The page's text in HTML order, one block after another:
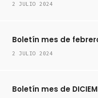
2 JULIO 2024
Boletín mes de
2 JULIO 2024
Boletín mes de